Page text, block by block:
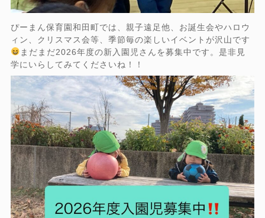
ぴーまん保育園和田町では、親子遠足他、お誕生会やハロウ
ィン、クリスマス会等、季節毎の楽しいイベントが沢山です
まだまだ2026年度の新入園児さんを募集中です。是非見
学にいらしてみてくださいね！！